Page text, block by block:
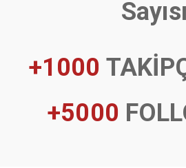
Sayısı
+1000
+5000